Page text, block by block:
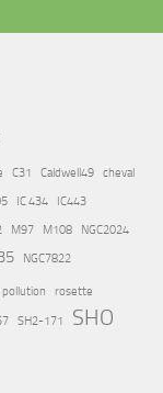
C31 Caldwell49
cheval
IC 434
IC443
M97 M108
NGC2024
NGC7822
pollution rosette
SH2-171 SHO